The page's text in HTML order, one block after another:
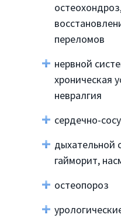
переломов
нервной
хроническая
невралгия
сердечно-
дыхательной
гайморит,
остеопороз